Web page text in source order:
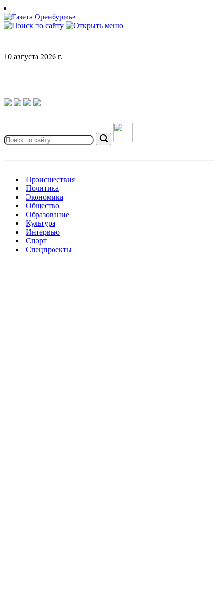
Skip
to
content
10 августа 2026 г.
for:
Search
Происшествия
Политика
Экономика
Общество
Образование
Культура
Интервью
Спорт
Спецпроекты